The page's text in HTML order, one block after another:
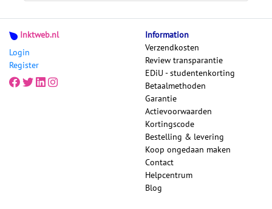
Inktweb.nl
Login
Register
Information
Verzendkosten
Review transparantie
EDiU - studentenkorting
Betaalmethoden
Garantie
Actievoorwaarden
Kortingscode
Bestelling & levering
Koop ongedaan maken
Contact
Helpcentrum
Blog